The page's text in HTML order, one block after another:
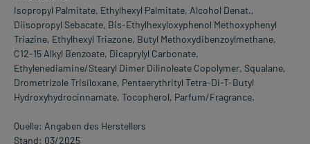
Isopropyl Palmitate, Ethylhexyl Palmitate, Alcohol Denat.,
Diisopropyl Sebacate, Bis-Ethylhexyloxyphenol Methoxyphenyl
Triazine, Ethylhexyl Triazone, Butyl Methoxydibenzoylmethane,
C12-15 Alkyl Benzoate, Dicaprylyl Carbonate,
Ethylenediamine/Stearyl Dimer Dilinoleate Copolymer, Squalane,
Drometrizole Trisiloxane, Pentaerythrityl Tetra-Di-T-Butyl
Hydroxyhydrocinnamate, Tocopherol, Parfum/Fragrance.
Quelle: Angaben des Herstellers
Stand: 03/2025